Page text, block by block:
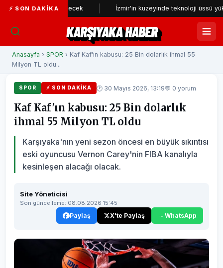
⚡ SON DAKIKA
incelenecek İzmir'in kuzeyinde teknoloji üssü yükseliyor
KARŞIYAKA HABER
Anasayfa › SPOR › Kaf Kaf'ın kabusu: 25 Bin dolarlık ihmal 55
Milyon TL oldu...
SPOR ⚡ SON DAKIKA 🕐 30 Mayıs 2026, 13:19💬 0 yorum
Kaf Kaf'ın kabusu: 25 Bin dolarlık
ihmal 55 Milyon TL oldu
Karşıyaka'nın yeni sezon öncesi en büyük sıkıntısı
eski oyuncusu Vernon Carey'nin FIBA kanalıyla
kesinleşen alacağı olacak.
Site Yöneticisi
Son güncelleme: 08.08.2026 15:45
Paylaş X'te Paylaş WhatsApp